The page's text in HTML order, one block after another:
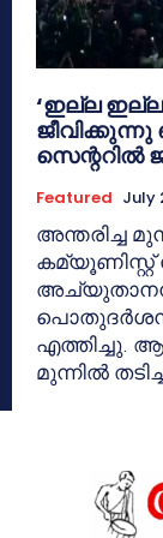
‘ഇല്ല
സെന്ററിൽ‌
Featured July
അന്തരിച്ച
എത്തിച്ചു.
മുന്നിൽ